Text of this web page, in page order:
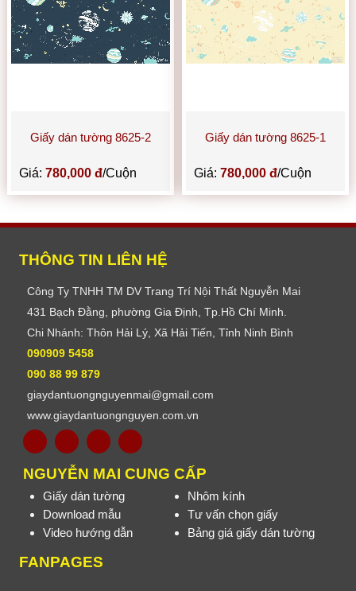
Giấy dán tường 8625-2
Giá:780,000 đ/Cuộn
Giấy dán tường 8625-1
Giá: 780,000 đ/Cuộn
THÔNG TIN LIÊN HỆ
Công Ty TNHH TM DV Trang Trí Nội Thất Nguyễn Mai
431 Bạch Đằng, phường Gia Định, Tp.Hồ Chí Minh.
Chi Nhánh: Thôn Hải Lý, Xã Hải Tiến, Tỉnh Ninh Bình
090909 5458
090 88 99 879
giaydantuongnguyenmai@gmail.com
www.giaydantuongnguyen.com.vn
NGUYỄN MAI CUNG CẤP
Giấy dán tường
Nhôm kính
Download mẫu
Tư vấn chọn giấy
Video hướng dẫn
Bảng giá giấy dán tường
FANPAGES